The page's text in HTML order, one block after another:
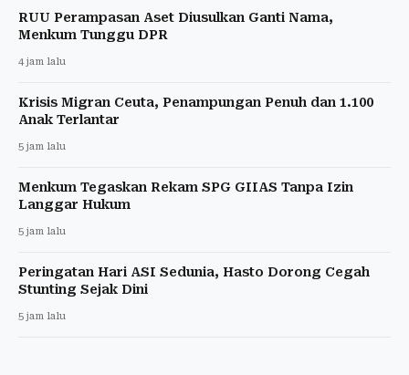
RUU Perampasan Aset Diusulkan Ganti Nama,
Menkum Tunggu DPR
4 jam lalu
Krisis Migran Ceuta, Penampungan Penuh dan 1.100
Anak Terlantar
5 jam lalu
Menkum Tegaskan Rekam SPG GIIAS Tanpa Izin
Langgar Hukum
5 jam lalu
Peringatan Hari ASI Sedunia, Hasto Dorong Cegah
Stunting Sejak Dini
5 jam lalu